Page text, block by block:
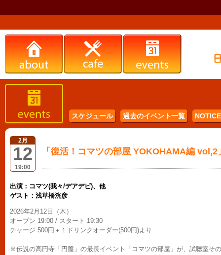
スケジュール 過去のイベント一覧
2月
12
19:00
「復活！コマツの部屋 YOKOHAMA編 vol,2
出演：コマツ(我々/デアデビ)、他
ゲスト：浅草橋洸彦
2026年2月12日（木）
オープン 19:00 / スタート 19:30
チャージ 500円＋１ドリンクオーダー(500円)より
※伝説の高円寺「円盤」の最長イベント「コマツの部屋」が、試聴室そ